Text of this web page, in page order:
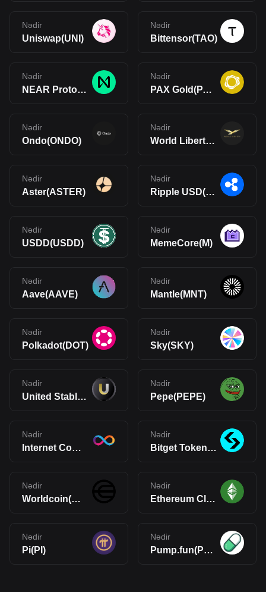
Nədir
Uniswap(UNI)
Nədir
Bittensor(TAO)
Nədir
NEAR Protocol(NEAR)
Nədir
PAX Gold(PAXG)
Nədir
Ondo(ONDO)
Nədir
World Liberty Financial(WLFI)
Nədir
Aster(ASTER)
Nədir
Ripple USD(RLUSD)
Nədir
USDD(USDD)
Nədir
MemeCore(M)
Nədir
Aave(AAVE)
Nədir
Mantle(MNT)
Nədir
Polkadot(DOT)
Nədir
Sky(SKY)
Nədir
United Stables(U)
Nədir
Pepe(PEPE)
Nədir
Internet Computer(ICP)
Nədir
Bitget Token(BGB)
Nədir
Worldcoin(WLD)
Nədir
Ethereum Classic(ETC)
Nədir
Pi(PI)
Nədir
Pump.fun(PUMP)